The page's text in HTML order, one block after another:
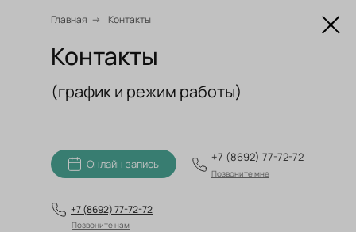
Главная → Контакты
Контакты
(график и режим работы)
Онлайн запись
Позвоните мне
+7 (8692) 77-72-72
Позвоните нам
+7 (8692) 77-72-72